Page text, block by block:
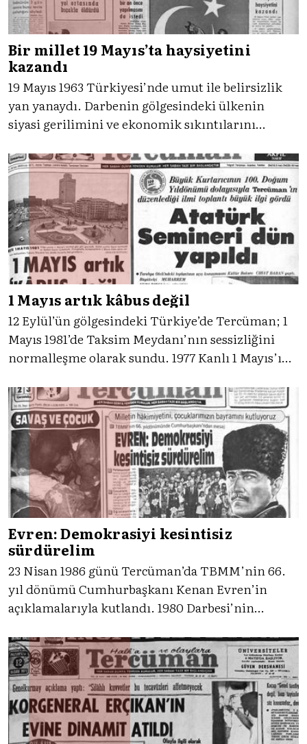
Bir millet 19 Mayıs’ta haysiyetini
kazandı
19 Mayıs 1963 Türkiyesi’nde umut ile belirsizlik
yan yanaydı. Darbenin gölgesindeki ülkenin
siyasi gerilimini ve ekonomik sıkıntılarını
Mayıs’ta haysiyetini kazandı” sözleri ise dönemin
Cumhuriyet ve bağımsızlık hafızasını güçlü
biçimde yansıtıyordu.
1 Mayıs artık kâbus değil
12 Eylül’ün gölgesindeki Türkiye’de Tercüman; 1
Mayıs 1981’de Taksim Meydanı’nın sessizliğini
normalleşme olarak sundu. 1977 Kanlı 1 Mayıs’ın
değil” manşeti dönemin siyasal iklimini ve
basının darbe sonrası dilini yansıtan çarpıcı bir
belge niteliğinde.
Evren: Demokrasiyi kesintisiz
sürdürelim
23 Nisan 1986 günü Tercüman’da TBMM’nin 66.
yıl dönümü Cumhurbaşkanı Kenan Evren’in
açıklamalarıyla kutlandı. 1980 Darbesi’nin
sürdürelim” cümlesiyle kendini gösteriyordu. O
güne gelin birlikte dönelim.